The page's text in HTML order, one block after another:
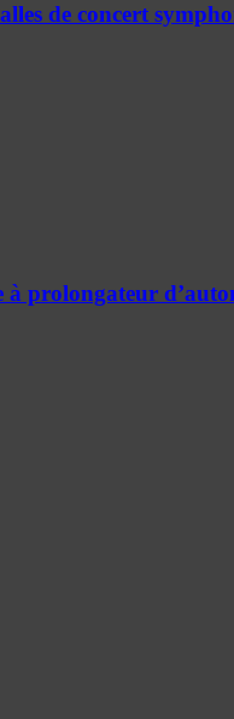
de concert
à prolongateur